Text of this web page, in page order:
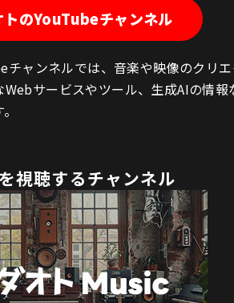
トのYouTubeチャンネル
チャンネルでは、音楽や映像のクリ
サービスやツール、生成AIの情報
視聴するチャンネル